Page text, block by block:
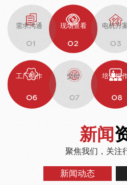
需求沟通 现场查看 电机方
工厂制作 交付 培训操
新闻
聚焦我们，关注
新闻动态